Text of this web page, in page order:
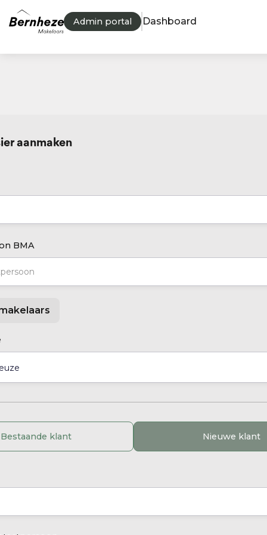
Admin portal Dashboard
aanmaken
BMA
Bestaande klant Nieuwe klant